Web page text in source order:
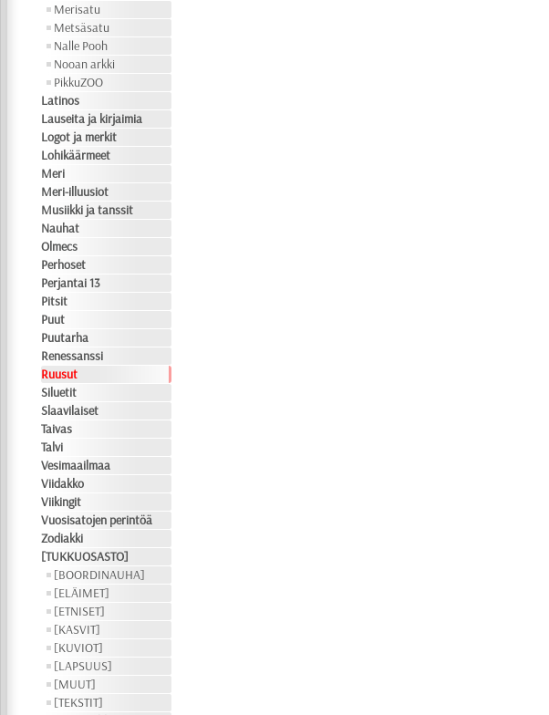
Merisatu
Metsäsatu
Nalle Pooh
Nooan arkki
PikkuZOO
Latinos
Lauseita ja kirjaimia
Logot ja merkit
Lohikäärmeet
Meri
Meri-illuusiot
Musiikki ja tanssit
Nauhat
Olmecs
Perhoset
Perjantai 13
Pitsit
Puut
Puutarha
Renessanssi
Ruusut
Siluetit
Slaavilaiset
Taivas
Talvi
Vesimaailmaa
Viidakko
Viikingit
Vuosisatojen perintöä
Zodiakki
[TUKKUOSASTO]
[BOORDINAUHA]
[ELÄIMET]
[ETNISET]
[KASVIT]
[KUVIOT]
[LAPSUUS]
[MUUT]
[TEKSTIT]